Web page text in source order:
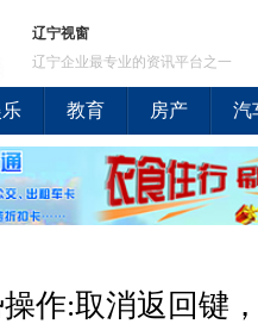
辽宁视窗
辽宁企业最专业的资讯平台之一
教育 房产 汽
作:取消返回键